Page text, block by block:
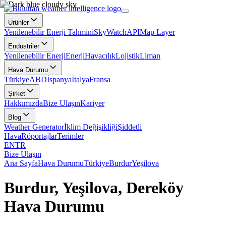
Ürünler
Yenilenebilir Enerji TahminiSkyWatchAPIMap Layer
Endüstriler
Yenilenebilir EnerjiEnerjiHavacılıkLojistikLiman
Hava Durumu
TürkiyeABDİspanyaİtalyaFransa
Şirket
HakkımızdaBize UlaşınKariyer
Blog
Weather Generatorİklim DeğişikliğiŞiddetli
HavaRöportajlarTerimler
ENTR
Bize Ulaşın
Ana SayfaHava DurumuTürkiyeBurdurYeşilova
Burdur, Yeşilova, Dereköy
Hava Durumu